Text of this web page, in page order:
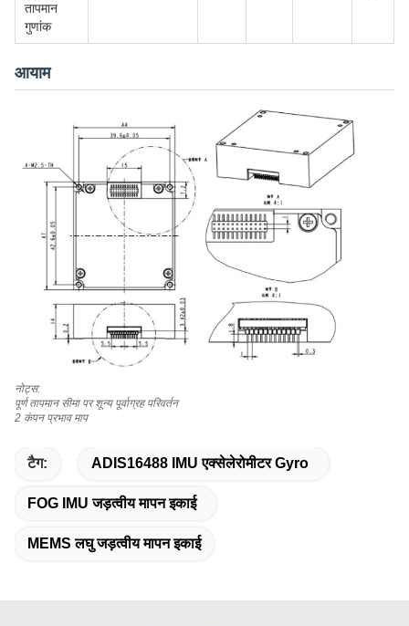
तापमान
गुणांक
आयाम
नोट्स:
पूर्ण तापमान सीमा पर शून्य पूर्वाग्रह परिवर्तन
2 कंपन प्रभाव माप
टैग: ADIS16488 IMU एक्सेलेरोमीटर Gyro
FOG IMU जड़त्वीय मापन इकाई
MEMS लघु जड़त्वीय मापन इकाई